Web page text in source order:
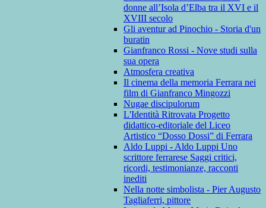
donne all’Isola d’Elba tra il XVI e il
XVIII secolo
Gli aventur ad Pinochio - Storia d'un
buratin
Gianfranco Rossi - Nove studi sulla
sua opera
Atmosfera creativa
Il cinema della memoria Ferrara nei
film di Gianfranco Mingozzi
Nugae discipulorum
L'Identità Ritrovata Progetto
didattico-editoriale del Liceo
Artistico “Dosso Dossi” di Ferrara
Aldo Luppi - Aldo Luppi Uno
scrittore ferrarese Saggi critici,
ricordi, testimonianze, racconti
inediti
Nella notte simbolista - Pier Augusto
Tagliaferri, pittore